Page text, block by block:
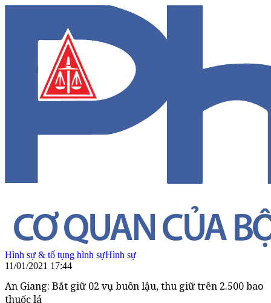
Hình sự & tố tụng hình sựHình sự
11/01/2021 17:44
An Giang: Bắt giữ 02 vụ buôn lậu, thu giữ trên 2.500 bao
thuốc lá